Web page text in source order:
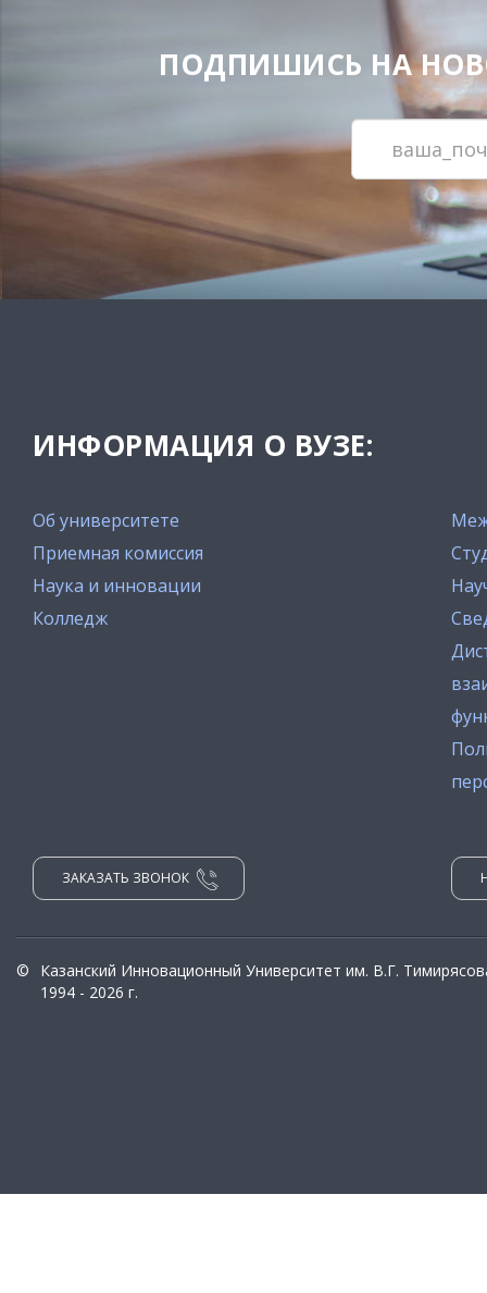
ПОДПИШИСЬ НА
ИНФОРМАЦИЯ О ВУЗЕ:
Об университете
Приемная комиссия
Наука и инновации
Колледж
ЗАКАЗАТЬ ЗВОНОК
©
Казанский Инновационный Университет им. В.Г.
1994 - 2026 г.